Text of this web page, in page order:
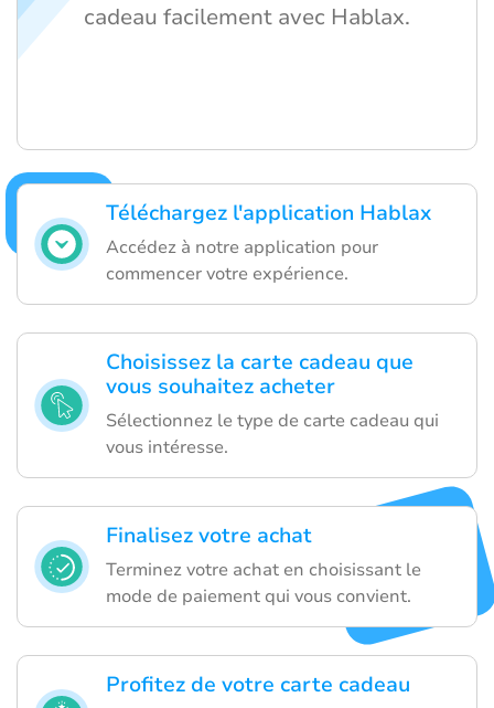
Téléchargez l'application Hablax
Accédez à notre application pour
commencer votre expérience.
Choisissez la carte cadeau que
vous souhaitez acheter
Sélectionnez le type de carte cadeau qui
vous intéresse.
Finalisez votre achat
Terminez votre achat en choisissant le
mode de paiement qui vous convient.
Profitez de votre carte cadeau
cadeau facilement avec Hablax.